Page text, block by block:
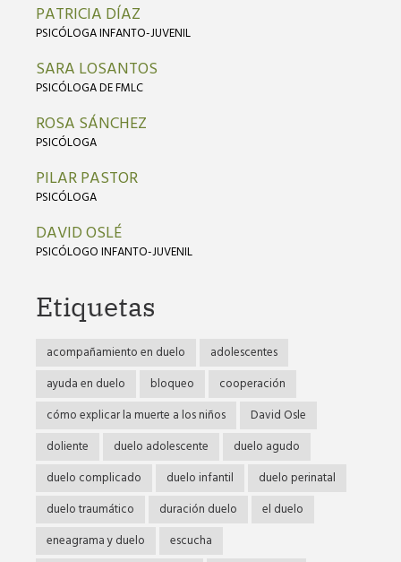
PATRICIA DÍAZ
PSICÓLOGA INFANTO-JUVENIL
SARA LOSANTOS
PSICÓLOGA DE FMLC
ROSA SÁNCHEZ
PSICÓLOGA
PILAR PASTOR
PSICÓLOGA
DAVID OSLÉ
PSICÓLOGO INFANTO-JUVENIL
Etiquetas
acompañamiento en duelo
adolescentes
ayuda en duelo
bloqueo
cooperación
cómo explicar la muerte a los niños
David Osle
doliente
duelo adolescente
duelo agudo
duelo complicado
duelo infantil
duelo perinatal
duelo traumático
duración duelo
el duelo
eneagrama y duelo
escucha